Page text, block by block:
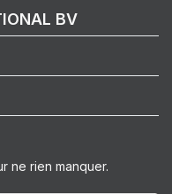
BV
ne rien manquer.